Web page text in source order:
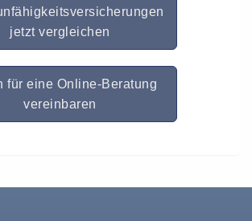
jetzt vergleichen
für eine Online-Beratung
vereinbaren